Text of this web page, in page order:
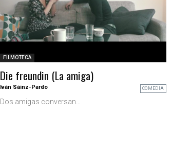
FILMOTECA
Die freundin (La amiga)
Iván Sáinz-Pardo COMEDIA
Dos amigas conversan…